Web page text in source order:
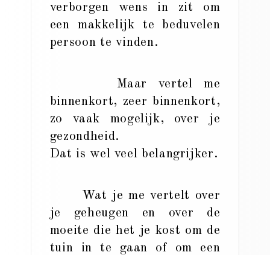
verborgen wens in zit om
een makkelijk te beduvelen
persoon te vinden.
Maar vertel me
binnenkort, zeer binnenkort,
zo vaak mogelijk, over je
gezondheid.
Dat is wel veel belangrijker.
Wat je me vertelt over
je geheugen en over de
moeite die het je kost om de
tuin in te gaan of om een